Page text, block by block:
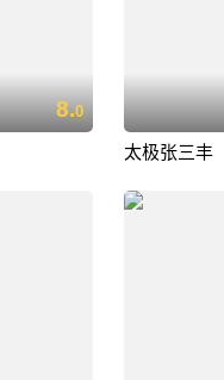
8.0
太极张三丰